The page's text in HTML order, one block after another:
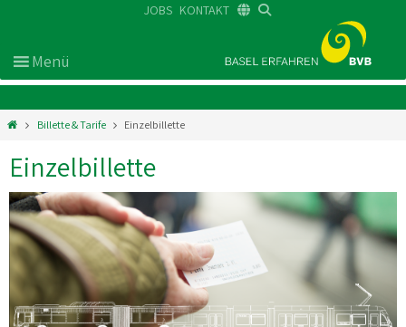
JOBS KONTAKT
Billette & Tarife Einzelbillette
Einzelbillette